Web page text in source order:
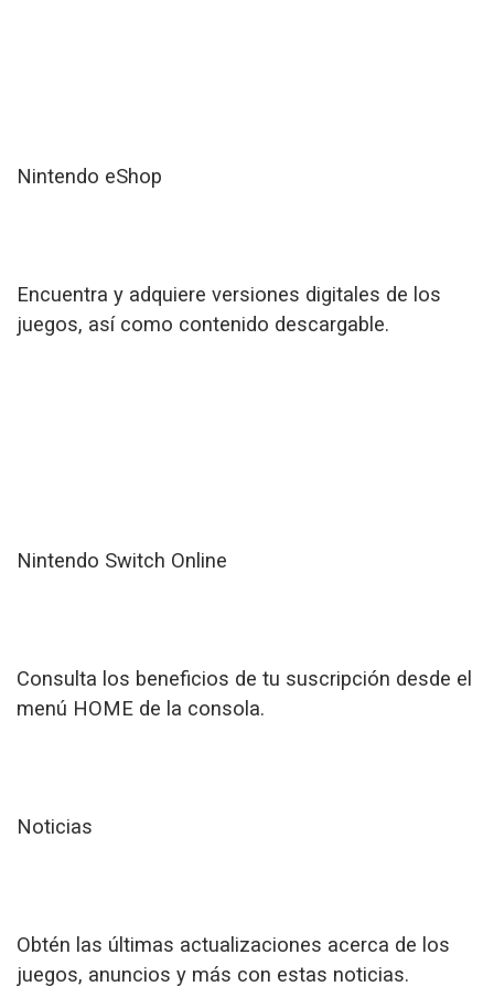
Nintendo eShop
Encuentra y adquiere versiones digitales de los
juegos, así como contenido descargable.
Nintendo Switch Online
Consulta los beneficios de tu suscripción desde el
menú HOME de la consola.
Noticias
Obtén las últimas actualizaciones acerca de los
juegos, anuncios y más con estas noticias.